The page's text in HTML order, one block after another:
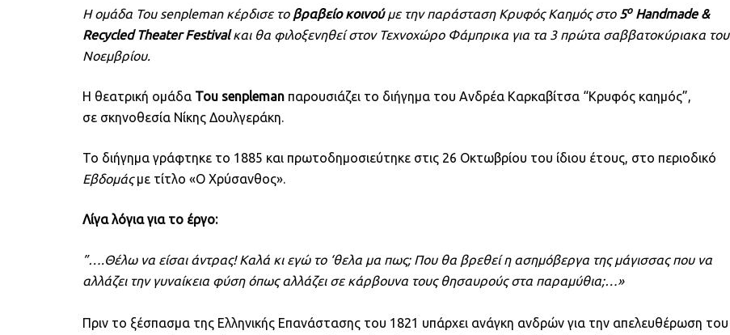
Η ομάδα Tou senpleman κέρδισε τοβραβείο κοινούμε την παράσταση Κρυφός Καημός στο 5ο Handmade&
Recycled Theater Festivalκαι θα φιλοξενηθεί στον Τεχνοχώρο Φάμπρικα για τα 3 πρώτα σαββατοκύριακα του
Νοεμβρίου.
Η θεατρική ομάδα Tou senpleman παρουσιάζει το διήγημα του Ανδρέα Καρκαβίτσα “Κρυφός καημός”,
σε σκηνοθεσία Νίκης Δουλγεράκη.
Το διήγημα γράφτηκε το 1885 και πρωτοδημοσιεύτηκε στις 26 Οκτωβρίου του ίδιου έτους, στο περιοδικό
Εβδομάςμε τίτλο «Ο Χρύσανθος».
Λίγα λόγια για το έργο:
”….Θέλω να είσαι άντρας! Καλά κι εγώ το ‘θελα μα πως; Που θα βρεθεί η ασημόβεργα της μάγισσας που να
αλλάζει την γυναίκεια φύση όπως αλλάζει σε κάρβουνα τους θησαυρούς στα παραμύθια;…»
Πριν το ξέσπασμα της Ελληνικής Επανάστασης του 1821 υπάρχει ανάγκη ανδρών για την απελευθέρωση του